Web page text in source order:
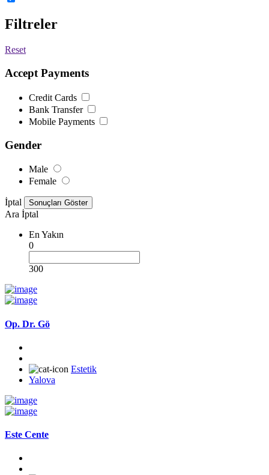
Filtreler
Reset
Accept Payments
Credit Cards
Bank Transfer
Mobile Payments
Gender
Male
Female
İptal
Ara İptal
En Yakın
0
300
Op. Dr. Gö
Estetik
Yalova
Este Cente